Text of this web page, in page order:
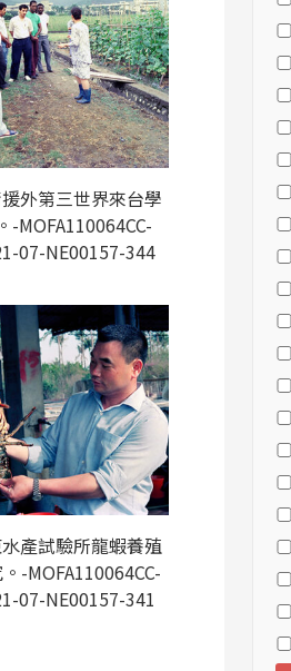
外第三世界來台學
-MOFA110064CC-
07-NE00157-344
產試驗所龍蝦養殖
-MOFA110064CC-
07-NE00157-341